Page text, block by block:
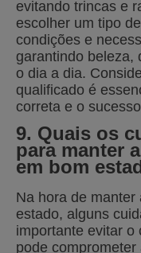
evitando trincas e
escolher um tipo
condições e
garantindo beleza,
o dia a dia.
qualificado é
correta e o
9. Quais os
para manter
em bom
Na hora de manter
estado, alguns
importante evitar o
pode